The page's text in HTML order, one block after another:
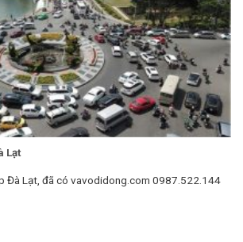
Lạt
Đà Lạt, đã có vavodidong.com 0987.522.144